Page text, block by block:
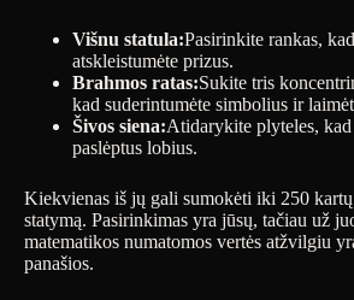
Višnu statula:Pasirinkite rankas, kad
atskleistumėte prizus.
Brahmos ratas:Sukite tris
kad suderintumėte simbolius ir
Šivos siena:Atidarykite plyteles, kad
paslėptus lobius.
Kiekvienas iš jų gali sumokėti iki 250
statymą. Pasirinkimas yra jūsų, tačiau už
matematikos numatomos vertės atžvilgiu
panašios.